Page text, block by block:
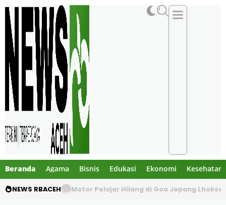
Beranda Agama Bisnis Edukasi Ekonomi Kesehatan
NEWS RBACEH Mengaku Polisi, Tiga Pria Diduga Culik